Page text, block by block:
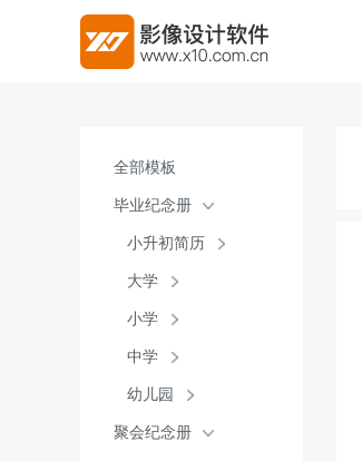
全部模板
毕业纪念册
小升初简历
大学
小学
中学
幼儿园
聚会纪念册